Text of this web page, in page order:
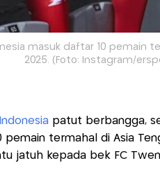
masuk daftar 10 pemain
2025. (Foto: Instagram/
patut berbangga,
pemain termahal di Asia
jatuh kepada bek FC